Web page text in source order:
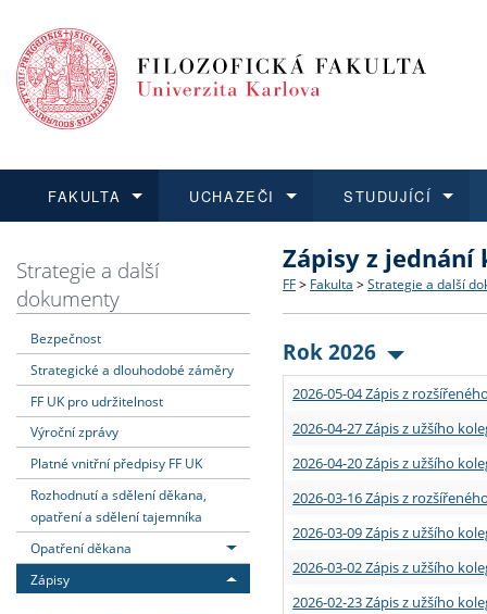
FAKULTA
Dozvědět se více
Struktura a historie
Strategie a další
Podpora a benefity pro
Absolventi fakulty
UCHAZEČI
Podat přihlášku
Co studovat a jak se
Učitelské studijní
Informace k průběhu
STUDUJÍCÍ
Dozvědět se více
Bakalářské a magisterské
Doktorské studium
Rigorózní řízení
Dozvědět se více
O vědě a výzkumu na FF
Akademické kvalifikace
Granty a projekty
Dozvědět se více
Aktuální nabídky a
Vyjíždějící studenti
Přijíždějící studenti
Vyjíždějící zaměstnanci
Strategie a další
dokumenty
Bezpečnost
Strategické a dlouhodobé záměry
FF UK pro udržitelnost
Výroční zprávy
Platné vnitřní předpisy FF UK
Rozhodnutí a sdělení děkana,
opatření a sdělení tajemníka
Opatření děkana
Zápisy
Zápisy z jednání
FF > Fakulta > Strategie a další
Rok 2026
2026-05-04 Zápis z
2026-04-27 Zápis z užšího
2026-04-20 Zápis z užšího
2026-03-16 Zápis z
2026-03-09 Zápis z užšího
2026-03-02 Zápis z užšího
2026-02-23 Zápis z užšího